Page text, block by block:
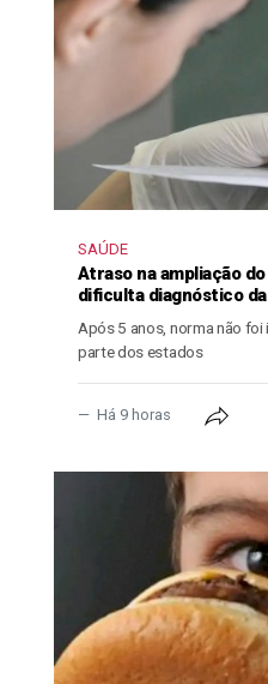
SAÚDE
Atraso na ampliação
dificulta diagnóstico da
Após 5 anos, norma não
parte dos estados
Há 9 horas